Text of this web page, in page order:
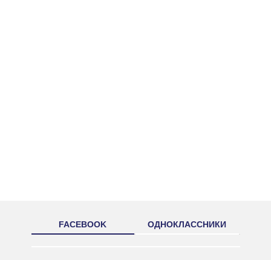
FACEBOOK ОДНОКЛАССНИКИ